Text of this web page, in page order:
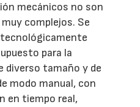
mecánicos no son
complejos. Se
para la
diverso tamaño y de
modo manual, con
en tiempo real,